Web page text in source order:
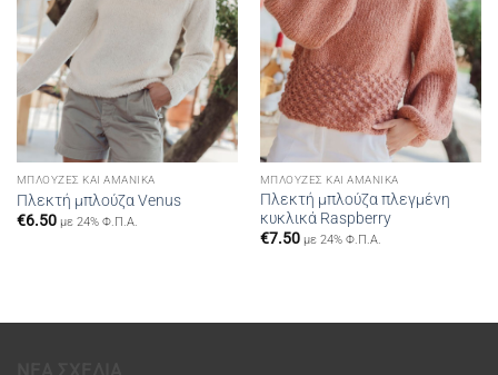
ΜΠΛΟΎΖΕΣ ΚΑΙ ΑΜΆΝΙΚΑ
Πλεκτή μπλούζα Venus
€6.50 με 24% Φ.Π.Α.
ΜΠΛΟΎΖΕΣ ΚΑΙ ΑΜΆΝΙΚΑ
Πλεκτή μπλούζα πλεγμένη
κυκλικά Raspberry
€7.50 με 24% Φ.Π.Α.